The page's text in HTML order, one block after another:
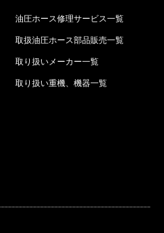
油圧ホース修理サービス一覧
取扱油圧ホース部品販売一覧
取り扱いメーカー一覧
取り扱い重機、機器一覧